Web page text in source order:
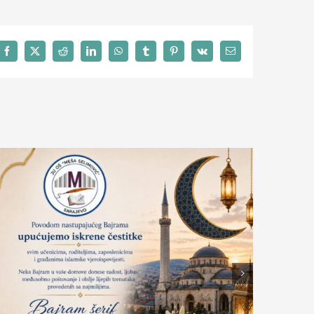
Facebook
X Reddit LinkedInWhatsAppTumblrPinterest
Vk Email